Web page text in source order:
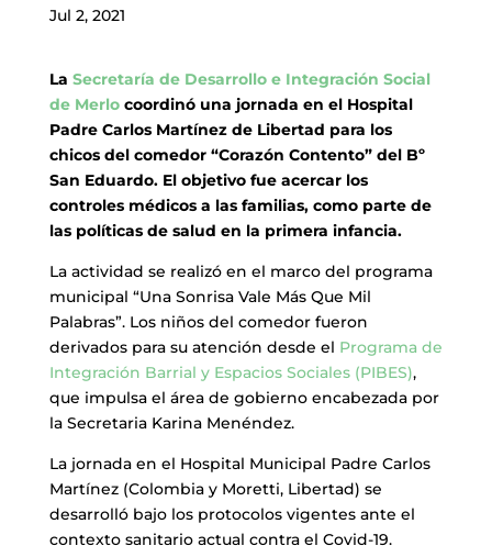
Jul 2, 2021
La Secretaría de Desarrollo e Integración Social
de Merlocoordinó una jornada en el Hospital
Padre Carlos Martínez de Libertad para los
chicos del comedor “Corazón Contento” del Bº
San Eduardo. El objetivo fue acercar los
controles médicos a las familias, como parte de
las políticas de salud en la primera infancia.
La actividad se realizó en el marco del programa
municipal “Una Sonrisa Vale Más Que Mil
Palabras”. Los niños del comedor fueron
derivados para su atención desde el Programa de
Integración Barrial y Espacios Sociales (PIBES),
que impulsa el área de gobierno encabezada por
la Secretaria Karina Menéndez.
La jornada en el Hospital Municipal Padre Carlos
Martínez (Colombia y Moretti, Libertad) se
desarrolló bajo los protocolos vigentes ante el
contexto sanitario actual contra el Covid-19.